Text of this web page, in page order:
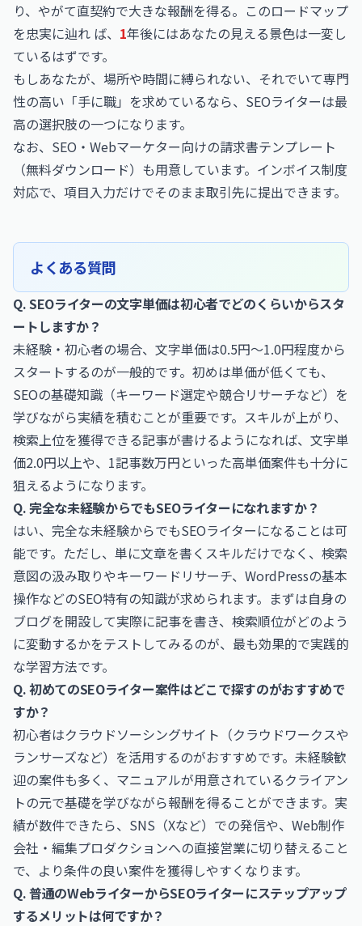
り、やがて直契約で大きな報酬を得る。このロードマップ
を忠実に辿れ ば、 1年後にはあなたの見える景色は一変し
ているはずです。
もしあなたが、場所や時間に縛られない、それでいて専門
性の高い「手に職」を求めているなら、SEOライターは最
高の選択肢の一つになります。
なお、 SEO・Webマーケター向けの請求書テンプレート
（無料ダウンロード） も用意しています。インボイス制度
対応で、項目入力だけでそのまま取引先に提出できます。
よくある質問
Q. SEOライターの文字単価は初心者でどのくらいからスタ
ートしますか？
未経験・初心者の場合、文字単価は0.5円〜1.0円程度から
スタートするのが一般的です。初めは単価が低くても、
SEOの基礎知識（キーワード選定や競合リサーチなど）を
学びながら実績を積むことが重要です。スキルが上がり、
検索上位を獲得できる記事が書けるようになれば、文字単
価2.0円以上や、1記事数万円といった高単価案件も十分に
狙えるようになります。
Q. 完全な未経験からでもSEOライターになれますか？
はい、完全な未経験からでもSEOライターになることは可
能です。ただし、単に文章を書くスキルだけでなく、検索
意図の汲み取りやキーワードリサーチ、WordPressの基本
操作などのSEO特有の知識が求められます。まずは自身の
ブログを開設して実際に記事を書き、検索順位がどのよう
に変動するかをテストしてみるのが、最も効果的で実践的
な学習方法です。
Q. 初めてのSEOライター案件はどこで探すのがおすすめで
すか？
初心者はクラウドソーシングサイト（クラウドワークスや
ランサーズなど）を活用するのがおすすめです。未経験歓
迎の案件も多く、マニュアルが用意されているクライアン
トの元で基礎を学びながら報酬を得ることができます。実
績が数件できたら、SNS（Xなど）での発信や、Web制作
会社・編集プロダクションへの直接営業に切り替えること
で、より条件の良い案件を獲得しやすくなります。
Q. 普通のWebライターからSEOライターにステップアップ
するメリットは何ですか？